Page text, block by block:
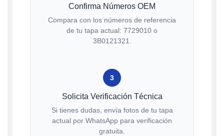
Confirma Números OEM
Compara con los números de referencia
de tu tapa actual: 7729010 o
3B0121321.
3
Solicita Verificación Técnica
Si tienes dudas, envía fotos de tu tapa
actual por WhatsApp para verificación
gratuita.